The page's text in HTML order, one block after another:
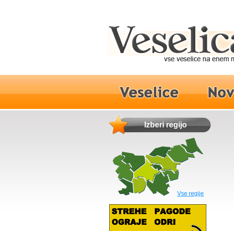
Izberi regijo
Vse regije